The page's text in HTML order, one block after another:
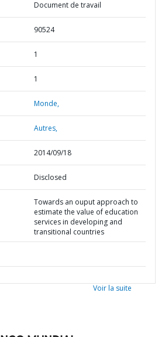
Document de travail
90524
1
1
Monde,
Autres,
2014/09/18
Disclosed
Towards an ouput approach to
estimate the value of education
services in developing and
transitional countries
Voir la suite